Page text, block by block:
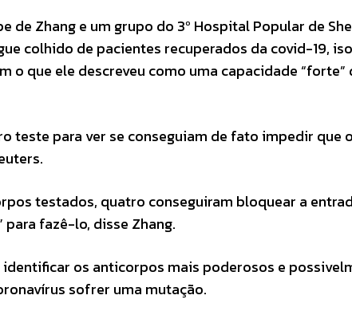
de Zhang e um grupo do 3º Hospital Popular de
colhido de pacientes recuperados da covid-19,
o que ele descreveu como uma capacidade
teste para ver se conseguiam de fato impedir que
testados, quatro conseguiram bloquear a
fazê-lo, disse Zhang.
identificar os anticorpos mais poderosos e
sofrer uma mutação.